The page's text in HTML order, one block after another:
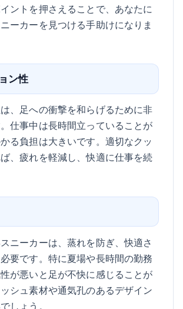
ントを押さえることで、あなたに
ーカーを見つける手助けになりま
ン性
、足への衝撃を和らげるために非
仕事中は長時間立っていることが
る負担は大きいです。適切なクッ
、疲れを軽減し、快適に仕事を続
ニーカーは、蒸れを防ぎ、快適さ
要です。特に夏場や長時間の勤務
が悪いと足が不快に感じることが
シュ素材や通気孔のあるデザイン
しょう。